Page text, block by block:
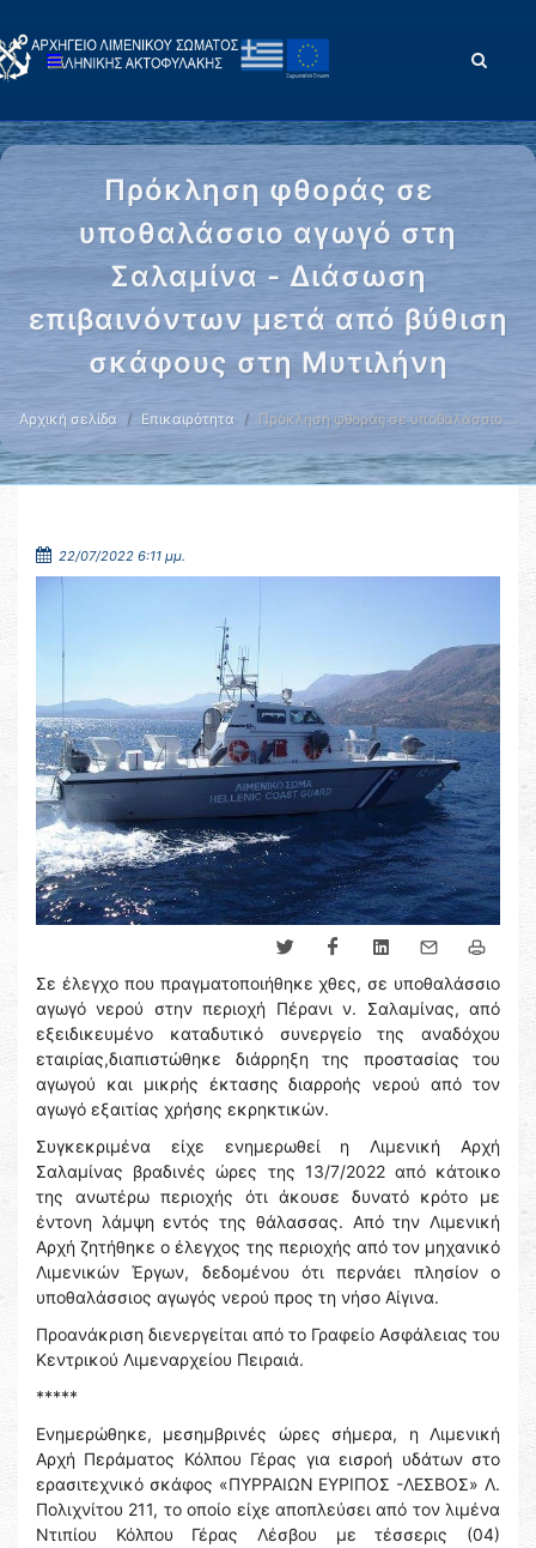
Πρόκληση φθοράς σε
υποθαλάσσιο αγωγό στη
Σαλαμίνα - Διάσωση
επιβαινόντων μετά από βύθιση
σκάφους στη Μυτιλήνη
Αρχική σελίδα Επικαιρότητα Πρόκληση φθοράς σε υποθαλάσσιο …
22/07/2022 6:11 μμ.
Σε έλεγχο που πραγματοποιήθηκε χθες, σε υποθαλάσσιο
αγωγό νερού στην περιοχή Πέρανι ν. Σαλαμίνας, από
εξειδικευμένο καταδυτικό συνεργείο της αναδόχου
εταιρίας,διαπιστώθηκε διάρρηξη της προστασίας του
αγωγού και μικρής έκτασης διαρροής νερού από τον
αγωγό εξαιτίας χρήσης εκρηκτικών.
Συγκεκριμένα είχε ενημερωθεί η Λιμενική Αρχή
Σαλαμίνας βραδινές ώρες της 13/7/2022 από κάτοικο
της ανωτέρω περιοχής ότι άκουσε δυνατό κρότο με
έντονη λάμψη εντός της θάλασσας. Από την Λιμενική
Αρχή ζητήθηκε ο έλεγχος της περιοχής από τον μηχανικό
Λιμενικών Έργων, δεδομένου ότι περνάει πλησίον ο
υποθαλάσσιος αγωγός νερού προς τη νήσο Αίγινα.
Προανάκριση διενεργείται από το Γραφείο Ασφάλειας του
Κεντρικού Λιμεναρχείου Πειραιά.
*****
Ενημερώθηκε, μεσημβρινές ώρες σήμερα, η Λιμενική
Αρχή Περάματος Κόλπου Γέρας για εισροή υδάτων στο
ερασιτεχνικό σκάφος «ΠΥΡΡΑΙΩΝ ΕΥΡΙΠΟΣ -ΛΕΣΒΟΣ» Λ.
Πολιχνίτου 211, το οποίο είχε αποπλεύσει από τον λιμένα
Ντιπίου Κόλπου Γέρας Λέσβου με τέσσερις (04)